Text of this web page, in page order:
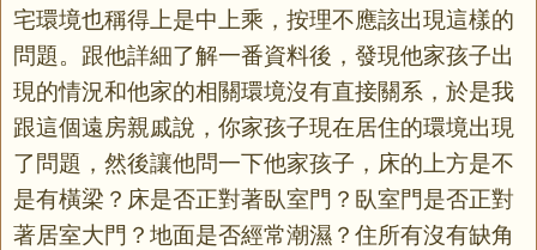
宅環境也稱得上是中上乘，按理不應該出現這樣的
問題。跟他詳細了解一番資料後，發現他家孩子出
現的情況和他家的相關環境沒有直接關系，於是我
跟這個遠房親戚說，你家孩子現在居住的環境出現
了問題，然後讓他問一下他家孩子，床的上方是不
是有橫梁？床是否正對著臥室門？臥室門是否正對
著居室大門？地面是否經常潮濕？住所有沒有缺角